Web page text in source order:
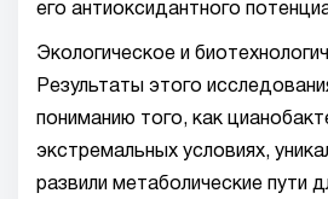
его антиоксидантного
Экологическое и
Результаты этого
пониманию того, как
экстремальных условиях,
развили метаболические пути